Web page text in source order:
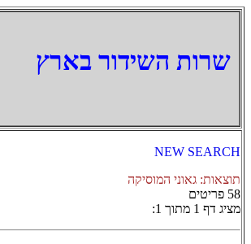
‏שרות השידור בארץ
NEW SEARCH
תוצאות: גאוני המוסיקה
58 פריטים
מציג דף 1 מתוך 1: